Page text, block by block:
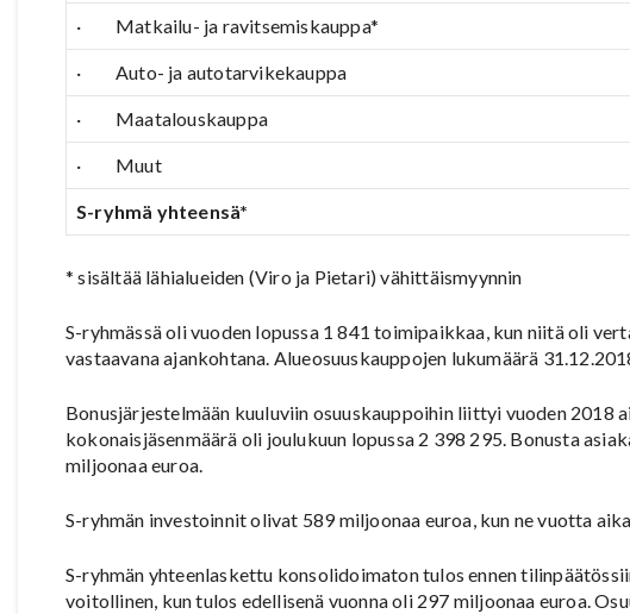
· Matkailu- ja ravitsemiskauppa*
· Auto- ja autotarvikekauppa
· Maatalouskauppa
· Muut
S-ryhmä yhteensä*
* sisältää lähialueiden (Viro ja Pietari) vähittäismyynnin
S-ryhmässä oli vuoden lopussa 1 841 toimipaikkaa, kun niitä oli
vastaavana ajankohtana. Alueosuuskauppojen lukumäärä
Bonusjärjestelmään kuuluviin osuuskauppoihin liittyi vuoden 2018
kokonaisjäsenmäärä oli joulukuun lopussa 2 398 295. Bonusta
miljoonaa euroa.
S-ryhmän investoinnit olivat 589 miljoonaa euroa, kun ne vuotta
S-ryhmän yhteenlaskettu konsolidoimaton tulos ennen
voitollinen, kun tulos edellisenä vuonna oli 297 miljoonaa euroa.